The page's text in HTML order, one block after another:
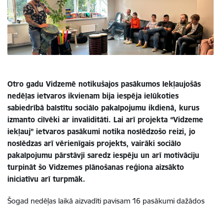
Otro gadu Vidzemē notikušajos pasākumos Iekļaujošās
nedēļas ietvaros ikvienam bija iespēja ielūkoties
sabiedrībā balstītu sociālo pakalpojumu ikdienā, kurus
izmanto cilvēki ar invaliditāti. Lai arī projekta “Vidzeme
iekļauj” ietvaros pasākumi notika noslēdzošo reizi, jo
noslēdzas arī vērienīgais projekts, vairāki sociālo
pakalpojumu pārstāvji saredz iespēju un arī motivāciju
turpināt šo Vidzemes plānošanas reģiona aizsākto
iniciatīvu arī turpmāk.
Šogad nedēļas laikā aizvadīti pavisam 16 pasākumi dažādos